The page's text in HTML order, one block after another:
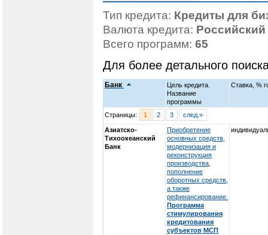
Тип кредита: Кредиты для
Валюта кредита:
Всего программ: 65
Для более детального
Банк
Цель кредита.
Название
программы
Ставка, %
Страницы: 1 2 3 след.»
Азиатско-
Тихоокеанский
Банк
Приобретение
основных средств,
модернизация и
реконструкция
производства,
пополнение
оборотных средств,
а также
рефинансирование.
Программа
стимулирования
кредитования
субъектов МСП